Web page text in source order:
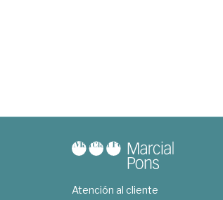
Atención al cliente